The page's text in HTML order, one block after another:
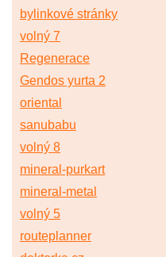
bylinkové stránky
volný 7
Regenerace
Gendos yurta 2
oriental
sanubabu
volný 8
mineral-purkart
mineral-metal
volný 5
routeplanner